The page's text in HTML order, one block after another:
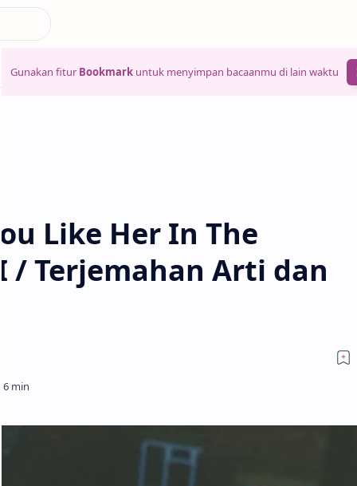
Gunakan fitur Bookmarkuntuk menyimpan bacaanmu di lain waktu
Like Her In The
/ Terjemahan Arti dan